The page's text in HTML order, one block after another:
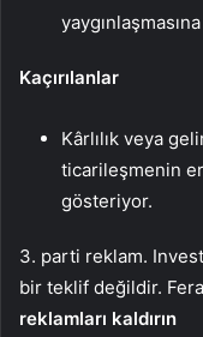
Kaçırılanlar
Kârlılık veya
ticarileşmenin
gösteriyor.
3. parti reklam.
bir teklif değildir.
reklamları kaldırın